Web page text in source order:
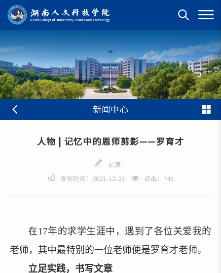
新闻中心
人物 | 记忆中的恩师剪影——罗育才
来源：
发布时间：2021-12-23 点击： 743
在17年的求学生涯中，遇到了各位关爱我的
老师，其中最特别的一位老师便是罗育才老师。
立足实践，书写文章